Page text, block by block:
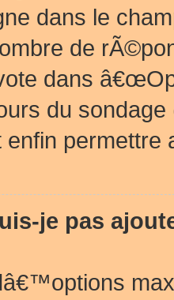
dans le
de
dans
du
permettre
je pas